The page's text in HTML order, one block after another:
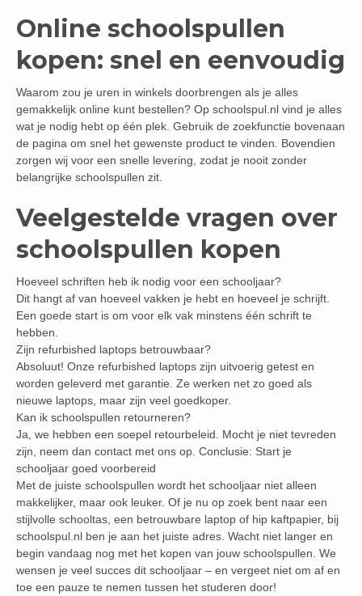
Online schoolspullen
kopen: snel en eenvoudig
Waarom zou je uren in winkels doorbrengen als je alles
gemakkelijk online kunt bestellen? Op schoolspul.nl vind je alles
wat je nodig hebt op één plek. Gebruik de zoekfunctie bovenaan
de pagina om snel het gewenste product te vinden. Bovendien
zorgen wij voor een snelle levering, zodat je nooit zonder
belangrijke schoolspullen zit.
Veelgestelde vragen over
schoolspullen kopen
Hoeveel schriften heb ik nodig voor een schooljaar?
Dit hangt af van hoeveel vakken je hebt en hoeveel je schrijft.
Een goede start is om voor elk vak minstens één schrift te
hebben.
Zijn refurbished laptops betrouwbaar?
Absoluut! Onze refurbished laptops zijn uitvoerig getest en
worden geleverd met garantie. Ze werken net zo goed als
nieuwe laptops, maar zijn veel goedkoper.
Kan ik schoolspullen retourneren?
Ja, we hebben een soepel retourbeleid. Mocht je niet tevreden
zijn, neem dan contact met ons op. Conclusie: Start je
schooljaar goed voorbereid
Met de juiste schoolspullen wordt het schooljaar niet alleen
makkelijker, maar ook leuker. Of je nu op zoek bent naar een
stijlvolle schooltas, een betrouwbare laptop of hip kaftpapier, bij
schoolspul.nl ben je aan het juiste adres. Wacht niet langer en
begin vandaag nog met het kopen van jouw schoolspullen. We
wensen je veel succes dit schooljaar – en vergeet niet om af en
toe een pauze te nemen tussen het studeren door!